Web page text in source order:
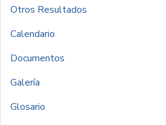
Otros Resultados
Calendario
Documentos
Galería
Glosario